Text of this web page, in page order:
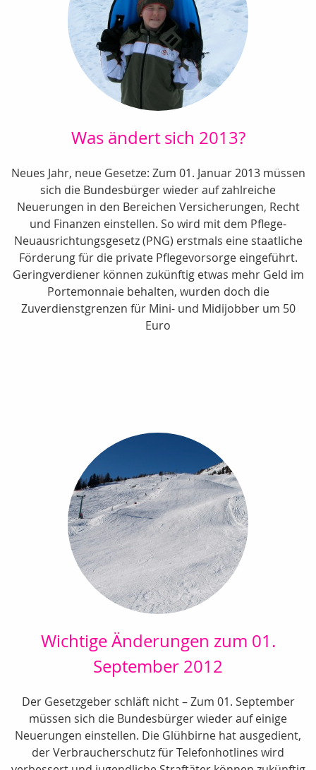
Was ändert sich 2013?
Neues Jahr, neue Gesetze: Zum 01. Januar 2013 müssen
sich die Bundesbürger wieder auf zahlreiche
Neuerungen in den Bereichen Versicherungen, Recht
und Finanzen einstellen. So wird mit dem Pflege-
Neuausrichtungsgesetz (PNG) erstmals eine staatliche
Förderung für die private Pflegevorsorge eingeführt.
Geringverdiener können zukünftig etwas mehr Geld im
Portemonnaie behalten, wurden doch die
Zuverdienstgrenzen für Mini- und Midijobber um 50
Euro
Wichtige Änderungen zum 01.
September 2012
Der Gesetzgeber schläft nicht – Zum 01. September
müssen sich die Bundesbürger wieder auf einige
Neuerungen einstellen. Die Glühbirne hat ausgedient,
der Verbraucherschutz für Telefonhotlines wird